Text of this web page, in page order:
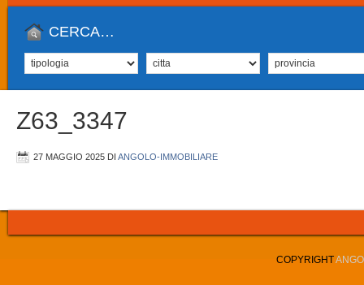
CERCA…
Z63_3347
27 MAGGIO 2025 DI ANGOLO-IMMOBILIARE
COPYRIGHT